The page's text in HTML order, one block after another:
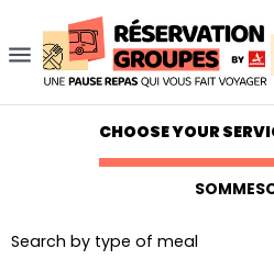
menu
CHOOSE YOUR
Search by type of meal